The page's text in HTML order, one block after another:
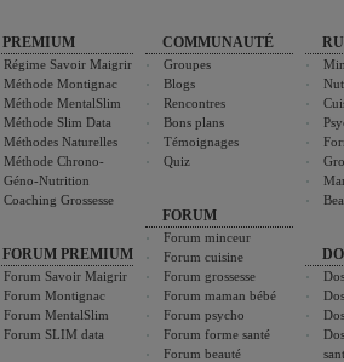
PREMIUM
Régime Savoir Maigrir
Méthode Montignac
Méthode MentalSlim
Méthode Slim Data
Méthodes Naturelles
Méthode Chrono-
Géno-Nutrition
Coaching Grossesse
FORUM PREMIUM
Forum Savoir Maigrir
Forum Montignac
Forum MentalSlim
Forum SLIM data
COMMUNAUTÉ
Groupes
Blogs
Rencontres
Bons plans
Témoignages
Quiz
FORUM
Forum minceur
Forum cuisine
Forum grossesse
Forum maman bébé
Forum psycho
Forum forme santé
Forum beauté